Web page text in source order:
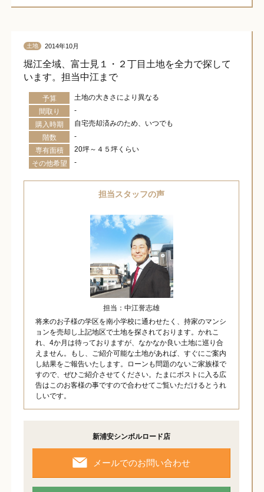
土地 2014年10月
堀江全域、富士見１・２丁目土地を全力で探して
います。担当中江まで
予算
土地の大きさにより異なる
間取り
-
購入時期
自宅売却済みのため、いつでも
階数
-
専有面積
20坪～４５坪くらい
その他希望
-
担当スタッフの声
担当：中江誉志雄
将来のお子様の学区を南小学校に通わせたく、持家のマンシ
ョンを売却し上記地区で土地を探されております。かれこ
れ、4か月は待っておりますが、なかなか良い土地に巡り合
えません。もし、ご紹介可能な土地があれば、すぐにご案内
し結果をご報告いたします。ローンも問題のないご家族様で
すので、ぜひご紹介させてください。たまにボストに入る広
告はこのお客様の事ですので合わせてご覧いただけるとうれ
しいです。
新浦安シンボルロード店
メールでのお問い合わせ